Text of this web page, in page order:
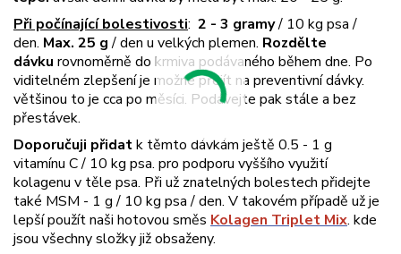
Při počínající bolestivosti: 2 - 3 gramy/ 10 kg psa /
den. Max. 25 g/ den u velkých plemen. Rozdělte
dávku rovnoměrně do krmiva podávaného během dne. Po
viditelném zlepšení je možné přejít na preventivní dávky.
většinou to je cca po měsíci. Podávejte pak stále a bez
přestávek.
Doporučuji přidatk těmto dávkám ještě 0.5 - 1 g
vitamínu C / 10 kg psa. pro podporu vyššího využití
kolagenu v těle psa. Při už znatelných bolestech přidejte
také MSM - 1 g / 10 kg psa / den. V takovém případě už je
lepší použít naši hotovou směs Kolagen Triplet Mix. kde
jsou všechny složky již obsaženy.